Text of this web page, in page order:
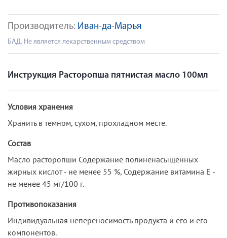
Производитель: Иван-да-Марья
БАД. Не является лекарственным средством
Инструкция Расторопша пятнистая масло 100мл
Условия хранения
Хранить в темном, сухом, прохладном месте.
Состав
Масло расторопши Содержание полиненасыщенных
жирных кислот - не менее 55 %, Содержание витамина Е -
не менее 45 мг/100 г.
Противопоказания
Индивидуальная непереносимость продукта и его и его
компонентов.